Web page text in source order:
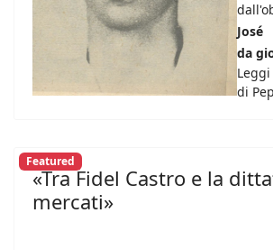
José
da
di
Featured
«Tra Fidel Castro e la
mercati»